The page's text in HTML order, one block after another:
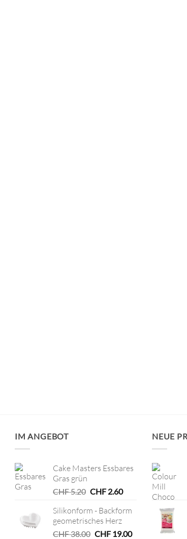
IM ANGEBOT
Cake Masters Essbares
Gras grün
CHF5.20 Ursprünglicher
war:
CHF 5.20
CHF2.60Aktueller
ist:
Silikonform - Backform
geometrisches Herz
CHF38.00 Ursprünglicher
CHF19.00Aktueller
NEUE